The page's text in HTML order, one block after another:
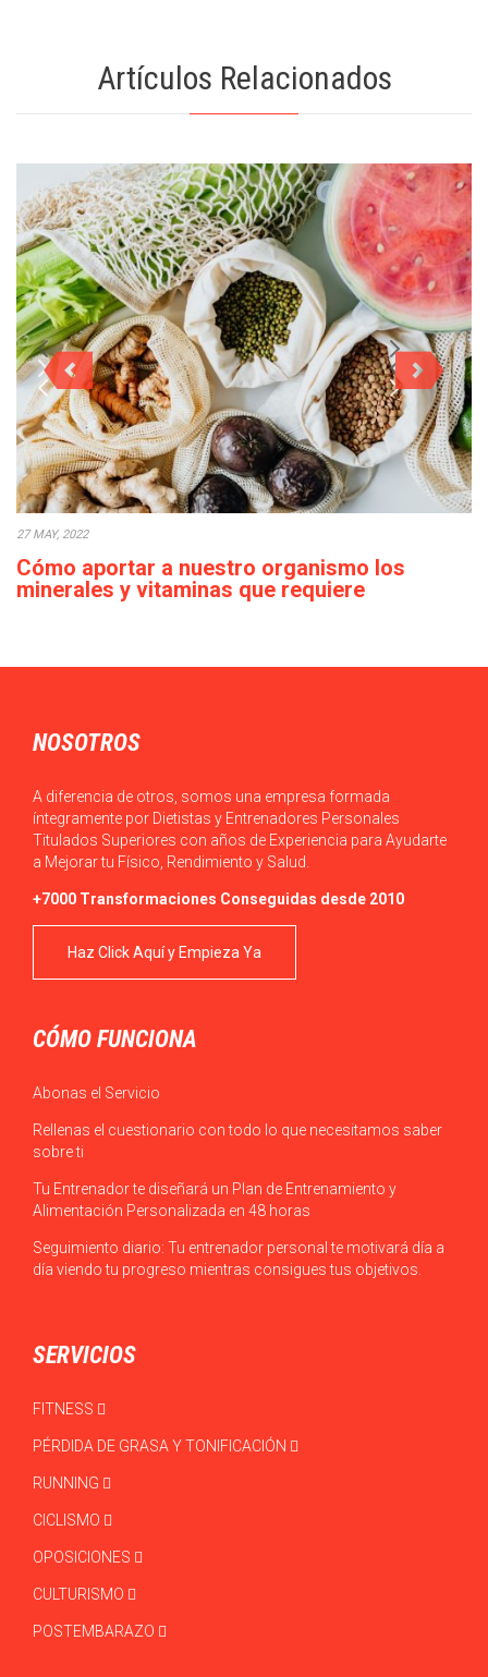
Artículos Relacionados
27 MAY, 2022
Cómo aportar a nuestro organismo los
minerales y vitaminas que requiere
NOSOTROS
A diferencia de otros, somos una empresa formada
íntegramente por Dietistas y Entrenadores Personales
Titulados Superiores con años de Experiencia para Ayudarte
a Mejorar tu Físico, Rendimiento y Salud.
+7000 Transformaciones Conseguidas desde 2010
Haz Click Aquí y Empieza Ya
CÓMO FUNCIONA
Abonas el Servicio
Rellenas el cuestionario con todo lo que necesitamos saber
sobre ti
Tu Entrenador te diseñará un Plan de Entrenamiento y
Alimentación Personalizada en 48 horas
Seguimiento diario: Tu entrenador personal te motivará día a
día viendo tu progreso mientras consigues tus objetivos.
SERVICIOS
FITNESS
PÉRDIDA DE GRASA Y TONIFICACIÓN
RUNNING
CICLISMO
OPOSICIONES
CULTURISMO
POSTEMBARAZO